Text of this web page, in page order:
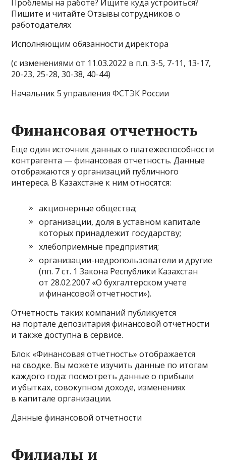
Проблемы на работе? Ищите куда устроиться?
Пишите и читайте Отзывы сотрудников о
работодателях
Исполняющим обязанности директора
(с изменениями от 11.03.2022 в п.п. 3-5, 7-11, 13-17,
20-23, 25-28, 30-38, 40-44)
Начальник 5 управления ФСТЭК России
Финансовая отчетность
Еще один источник данных о платежеспособности
контрагента — финансовая отчетность. Данные
отображаются у организаций публичного
интереса. В Казахстане к ним относятся:
акционерные общества;
организации, доля в уставном капитале
которых принадлежит государству;
хлебоприемные предприятия;
организации-недропользователи и другие
(пп. 7 ст. 1 Закона Республики Казахстан
от 28.02.2007 «О бухгалтерском учете
и финансовой отчетности»).
Отчетность таких компаний публикуется
на портале депозитария финансовой отчетности
и также доступна в сервисе.
Блок «Финансовая отчетность» отображается
на сводке. Вы можете изучить данные по итогам
каждого года: посмотреть данные о прибыли
и убытках, совокупном доходе, изменениях
в капитале организации.
Данные финансовой отчетности
Филиалы и